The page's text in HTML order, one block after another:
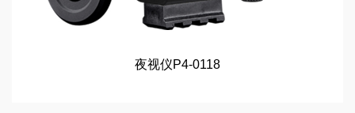
夜视仪P4-0118